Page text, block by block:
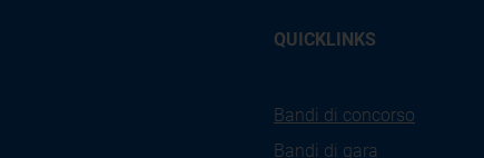
QUICKLINKS
Bandi di concorso
Bandi di gara